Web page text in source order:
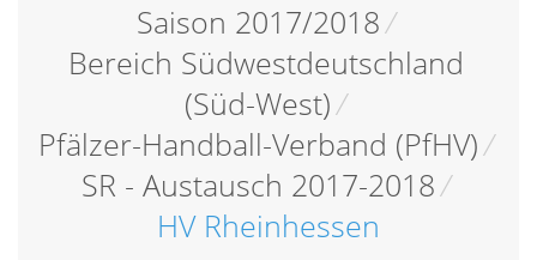
Saison 2017/2018/
Bereich Südwestdeutschland
(Süd-West)/
Pfälzer-Handball-Verband (PfHV)/
SR - Austausch 2017-2018/
HV Rheinhessen